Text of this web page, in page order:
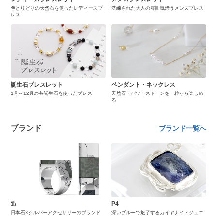
色とりどりの天然石を使ったレディースブ
レス
洗練された大人の雰囲気漂うメンズブレス
誕生石ブレスレット
1月～12月の各誕生石を使ったブレス
ペンダント・ネックレス
天然石・パワーストーンを一粒から楽しめ
る
ブランド ブランド一覧へ
迅
日本石×シルバーアクセサリーのブランド
P4
深いブルーで魅了するカイヤナイトジュエ